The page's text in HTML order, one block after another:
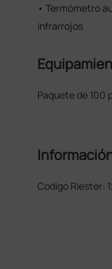
• Termómetro
infrarrojos
Paquete de 100
Codigo Riester: